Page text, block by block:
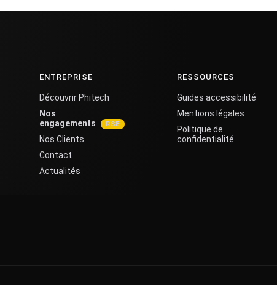
ENTREPRISE
Découvrir Phitech
Nos
engagements
Nos Clients
Contact
Actualités
RESSOURCES
Guides accessibilité
Mentions légales
Politique de
confidentialité